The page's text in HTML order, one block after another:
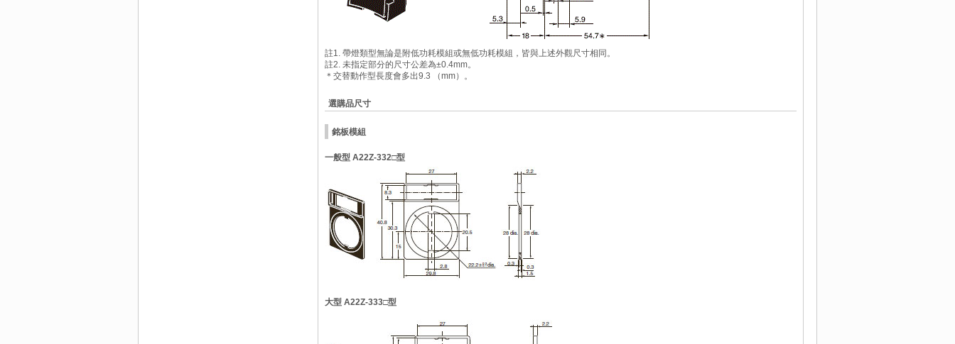
註1. 帶燈類型無論是附低功耗模組或無低功耗模組，皆與上述外觀尺寸相同。
註2. 未指定部分的尺寸公差為±0.4mm。
＊交替動作型長度會多出9.3 （mm）。
選購品尺寸
銘板模組
一般型 A22Z-332□型
大型 A22Z-333□型